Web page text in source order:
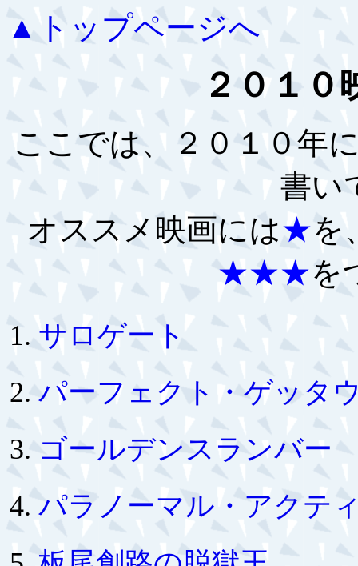
▲トップページへ
２０１０
ここでは、２０１０年
書い
オススメ映画には★を
★★★を
サロゲート
パーフェクト・ゲッタ
ゴールデンスラン
パラノーマル・アクテ